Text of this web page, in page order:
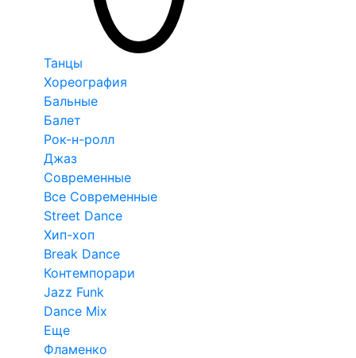
Танцы
Хореография
Бальные
Балет
Рок-н-ролл
Джаз
Современные
Все Современные
Street Dance
Хип-хоп
Break Dance
Контемпорари
Jazz Funk
Dance Mix
Еще
Фламенко